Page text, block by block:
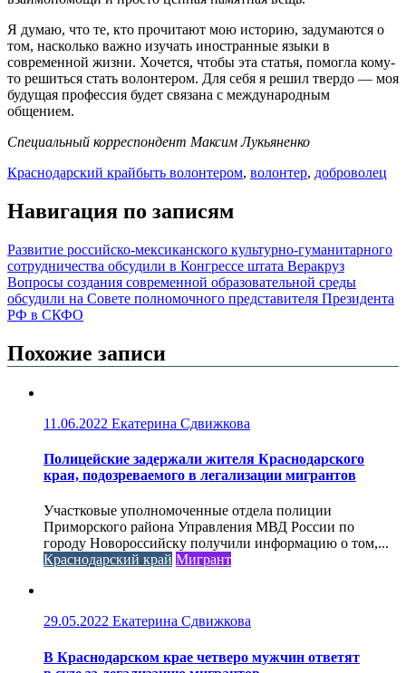
Я думаю, что те, кто прочитают мою историю, задумаются о
том, насколько важно изучать иностранные языки в
современной жизни. Хочется, чтобы эта статья, помогла кому-
то решиться стать волонтером. Для себя я решил твердо — моя
будущая профессия будет связана с международным
общением.
Специальный корреспондент Максим Лукьяненко
Краснодарский крайбыть волонтером, волонтер, доброволец
Навигация по записям
Развитие российско-мексиканского культурно-гуманитарного
сотрудничества обсудили в Конгрессе штата Веракруз
Вопросы создания современной образовательной среды
обсудили на Совете полномочного представителя Президента
РФ в СКФО
Похожие записи
11.06.2022 Екатерина Сдвижкова
Полицейские задержали жителя Краснодарского
края, подозреваемого в легализации мигрантов
Участковые уполномоченные отдела полиции
Приморского района Управления МВД России по
городу Новороссийску получили информацию о том,...
Краснодарский край Мигрант
29.05.2022 Екатерина Сдвижкова
В Краснодарском крае четверо мужчин ответят